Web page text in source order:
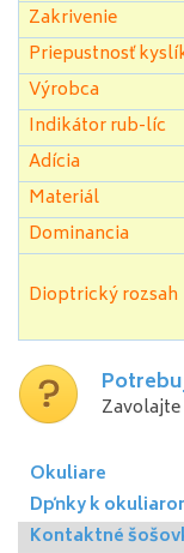
Zakrivenie
Priepustnosť
Výrobca
Indikátor rub-líc
Adícia
Materiál
Dominancia
Dioptrický rozsah
Zavolajte
Okuliare
Dpňky k
Kontaktné